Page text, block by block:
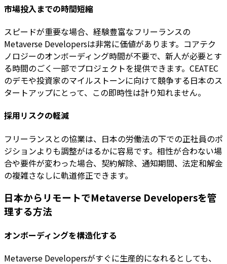
市場投入までの時間短縮
スピードが重要な場合、経験豊富なフリーランスの
Metaverse Developersは非常に価値があります。コアテク
ノロジーのオンボーディング時間が不要で、新人が必要とす
る時間のごく一部でプロジェクトを提供できます。CEATEC
のデモや投資家のマイルストーンに向けて競争する日本のス
タートアップにとって、この即時性は計り知れません。
採用リスクの軽減
フリーランスとの協業は、日本の労働法の下での正社員のポ
ジションよりも調整がはるかに容易です。相性が合わない場
合や要件が変わった場合、契約解除、通知期間、法定和解金
の複雑さなしに軌道修正できます。
日本からリモートでMetaverse Developersを管
理する方法
オンボーディングを構造化する
Metaverse Developersがすぐに生産的になれるとしても、